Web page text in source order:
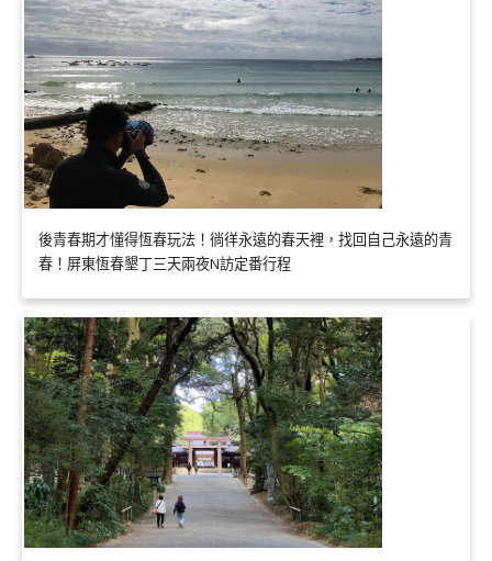
後青春期才懂得恆春玩法！徜徉永遠的春天裡，找回自己永遠的青
春！屏東恆春墾丁三天兩夜N訪定番行程